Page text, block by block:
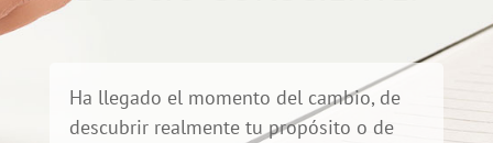
Ha llegado el momento del cambio, de
descubrir realmente tu propósito o de